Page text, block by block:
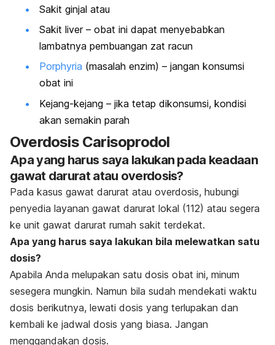
Sakit ginjal atau
Sakit liver – obat ini dapat menyebabkan
lambatnya pembuangan zat racun
Porphyria (masalah enzim) – jangan konsumsi
obat ini
Kejang-kejang – jika tetap dikonsumsi, kondisi
akan semakin parah
Overdosis Carisoprodol
Apa yang harus saya lakukan pada keadaan
gawat darurat atau overdosis?
Pada kasus gawat darurat atau overdosis, hubungi
penyedia layanan gawat darurat lokal (112) atau segera
ke unit gawat darurat rumah sakit terdekat.
Apa yang harus saya lakukan bila melewatkan satu
dosis?
Apabila Anda melupakan satu dosis obat ini, minum
sesegera mungkin. Namun bila sudah mendekati waktu
dosis berikutnya, lewati dosis yang terlupakan dan
kembali ke jadwal dosis yang biasa. Jangan
menggandakan dosis.